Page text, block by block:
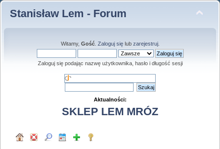
Stanisław Lem - Forum
Witamy, Gość. Zaloguj sięlub zarejestruj.
Zaloguj się podając nazwę użytkownika, hasło i długość sesji
Aktualności:
SKLEP LEM MRÓZ